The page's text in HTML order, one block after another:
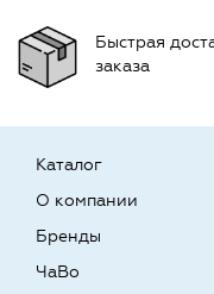
Быстрая
заказа
Каталог
О компании
Бренды
ЧаВо